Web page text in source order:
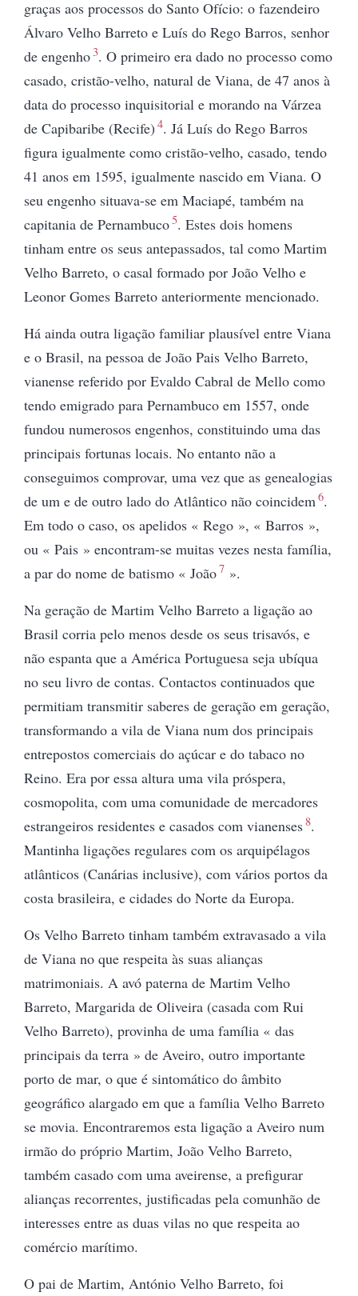
graças aos processos do Santo Ofício: o fazendeiro
Álvaro Velho Barreto e Luís do Rego Barros, senhor
de engenho 3. O primeiro era dado no processo como
casado, cristão-velho, natural de Viana, de 47 anos à
data do processo inquisitorial e morando na Várzea
de Capibaribe (Recife) 4. Já Luís do Rego Barros
figura igualmente como cristão-velho, casado, tendo
41 anos em 1595, igualmente nascido em Viana. O
seu engenho situava-se em Maciapé, também na
capitania de Pernambuco5. Estes dois homens
tinham entre os seus antepassados, tal como Martim
Velho Barreto, o casal formado por João Velho e
Leonor Gomes Barreto anteriormente mencionado.
Há ainda outra ligação familiar plausível entre Viana
e o Brasil, na pessoa de João Pais Velho Barreto,
vianense referido por Evaldo Cabral de Mello como
tendo emigrado para Pernambuco em 1557, onde
fundou numerosos engenhos, constituindo uma das
principais fortunas locais. No entanto não a
conseguimos comprovar, uma vez que as genealogias
de um e de outro lado do Atlântico não coincidem 6.
Em todo o caso, os apelidos « Rego », « Barros »,
ou « Pais » encontram-se muitas vezes nesta família,
a par do nome de batismo « João7 ».
Na geração de Martim Velho Barreto a ligação ao
Brasil corria pelo menos desde os seus trisavós, e
não espanta que a América Portuguesa seja ubíqua
no seu livro de contas. Contactos continuados que
permitiam transmitir saberes de geração em geração,
transformando a vila de Viana num dos principais
entrepostos comerciais do açúcar e do tabaco no
Reino. Era por essa altura uma vila próspera,
cosmopolita, com uma comunidade de mercadores
estrangeiros residentes e casados com vianenses8.
Mantinha ligações regulares com os arquipélagos
atlânticos (Canárias inclusive), com vários portos da
costa brasileira, e cidades do Norte da Europa.
Os Velho Barreto tinham também extravasado a vila
de Viana no que respeita às suas alianças
matrimoniais. A avó paterna de Martim Velho
Barreto, Margarida de Oliveira (casada com Rui
Velho Barreto), provinha de uma família « das
principais da terra » de Aveiro, outro importante
porto de mar, o que é sintomático do âmbito
geográfico alargado em que a família Velho Barreto
se movia. Encontraremos esta ligação a Aveiro num
irmão do próprio Martim, João Velho Barreto,
também casado com uma aveirense, a prefigurar
alianças recorrentes, justificadas pela comunhão de
interesses entre as duas vilas no que respeita ao
comércio marítimo.
O pai de Martim, António Velho Barreto, foi